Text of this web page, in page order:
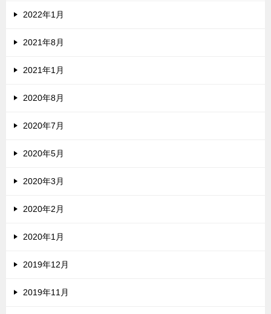
2022年1月
2021年8月
2021年1月
2020年8月
2020年7月
2020年5月
2020年3月
2020年2月
2020年1月
2019年12月
2019年11月